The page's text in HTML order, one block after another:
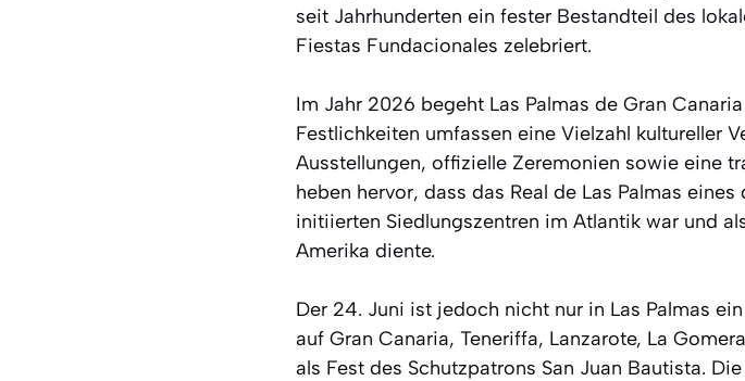
seit Jahrhunderten ein fester Bestandteil des
Fiestas Fundacionales zelebriert.
Im Jahr 2026 begeht Las Palmas de Gran
Festlichkeiten umfassen eine Vielzahl kultureller
Ausstellungen, offizielle Zeremonien sowie eine
heben hervor, dass das Real de Las Palmas
initiierten Siedlungszentren im Atlantik war und
Amerika diente.
Der 24. Juni ist jedoch nicht nur in Las Palmas
auf Gran Canaria, Teneriffa, Lanzarote, La
als Fest des Schutzpatrons San Juan Bautista.